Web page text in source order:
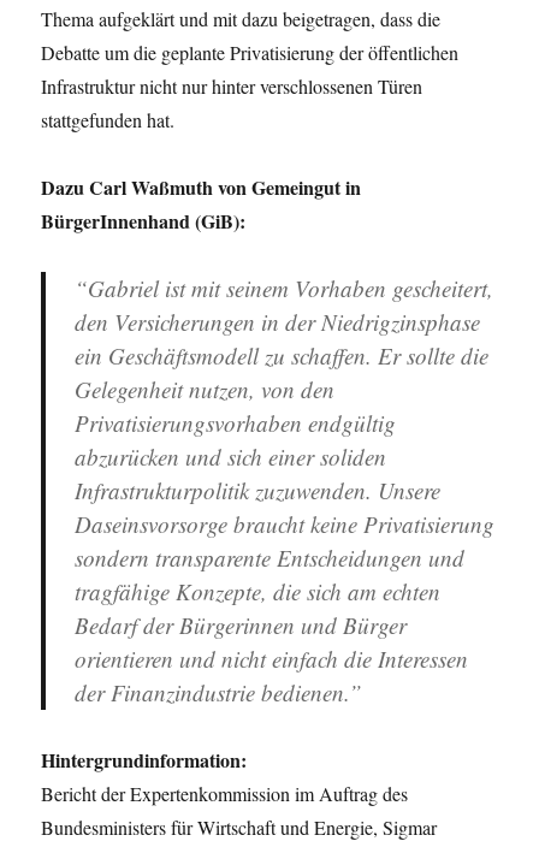
Thema aufgeklärt und mit dazu beigetragen, dass die
Debatte um die geplante Privatisierung der öffentlichen
Infrastruktur nicht nur hinter verschlossenen Türen
stattgefunden hat.
Dazu Carl Waßmuth von Gemeingut in
BürgerInnenhand (GiB):
“Gabriel ist mit seinem Vorhaben gescheitert,
den Versicherungen in der Niedrigzinsphase
ein Geschäftsmodell zu schaffen. Er sollte die
Gelegenheit nutzen, von den
Privatisierungsvorhaben endgültig
abzurücken und sich einer soliden
Infrastrukturpolitik zuzuwenden. Unsere
Daseinsvorsorge braucht keine Privatisierung
sondern transparente Entscheidungen und
tragfähige Konzepte, die sich am echten
Bedarf der Bürgerinnen und Bürger
orientieren und nicht einfach die Interessen
der Finanzindustrie bedienen.”
Hintergrundinformation:
Bericht der Expertenkommission im Auftrag des
Bundesministers für Wirtschaft und Energie, Sigmar